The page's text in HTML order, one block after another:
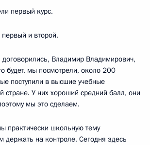
первый курс.
и второй.
Владимир Владимирович,
будет, мы посмотрели, около 200
поступили в высшие учебные
стране. У них хороший средний балл, они
мы это сделаем.
практически школьную тему
держать на контроле. Сегодня здесь